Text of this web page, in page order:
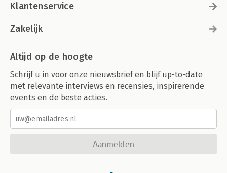
Klantenservice
Zakelijk
Altijd op de hoogte
Schrijf u in voor onze nieuwsbrief en blijf up-to-date
met relevante interviews en recensies, inspirerende
events en de beste acties.
Aanmelden